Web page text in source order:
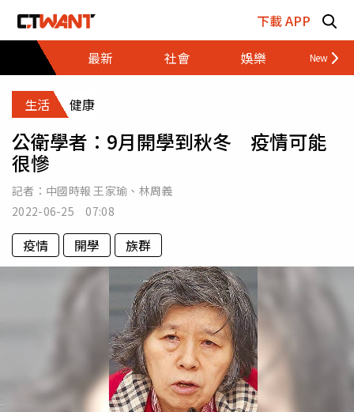
下載 APP
最新
社會 娛樂 財經
生活 健康
公衛學者：9月開學到秋冬 疫情可能
很慘
記者： 中國時報 王家瑜 、 林周義
2022-06-25 07:08
疫情 開學 族群